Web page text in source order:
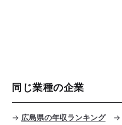
同じ業種の企業
→ 広島県の年収ランキング→